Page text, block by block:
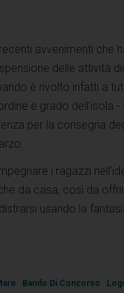
avvenimenti che
delle attività
è rivolto infatti a
e grado dell’isola -
per la consegna
i ragazzi
da casa, così da
usando la
Bando Di Concorso